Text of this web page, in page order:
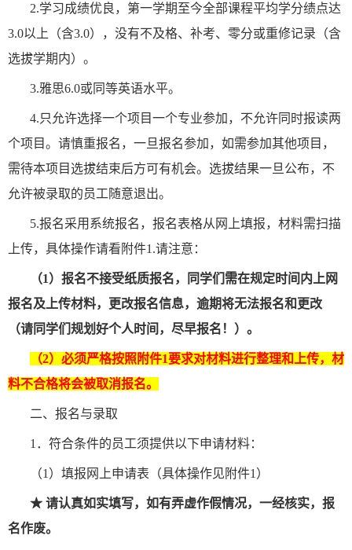
2.学习成绩优良，第一学期至今全部课程平均学分绩点达
3.0以上（含3.0），没有不及格、补考、零分或重修记录（含
选拔学期内）。
3.雅思6.0或同等英语水平。
4.只允许选择一个项目一个专业参加，不允许同时报读两
个项目。请慎重报名，一旦报名参加，如需参加其他项目，
需待本项目选拔结束后方可有机会。选拔结果一旦公布，不
允许被录取的员工随意退出。
5.报名采用系统报名，报名表格从网上填报，材料需扫描
上传，具体操作请看附件1.请注意：
（1）报名不接受纸质报名，同学们需在规定时间内上网
报名及上传材料，更改报名信息，逾期将无法报名和更改
（请同学们规划好个人时间，尽早报名！）。
（2）必须严格按照附件1要求对材料进行整理和上传，材
料不合格将会被取消报名。
二、报名与录取
1．符合条件的员工须提供以下申请材料：
（1）填报网上申请表（具体操作见附件1）
★ 请认真如实填写，如有弄虚作假情况，一经核实，报
名作废。